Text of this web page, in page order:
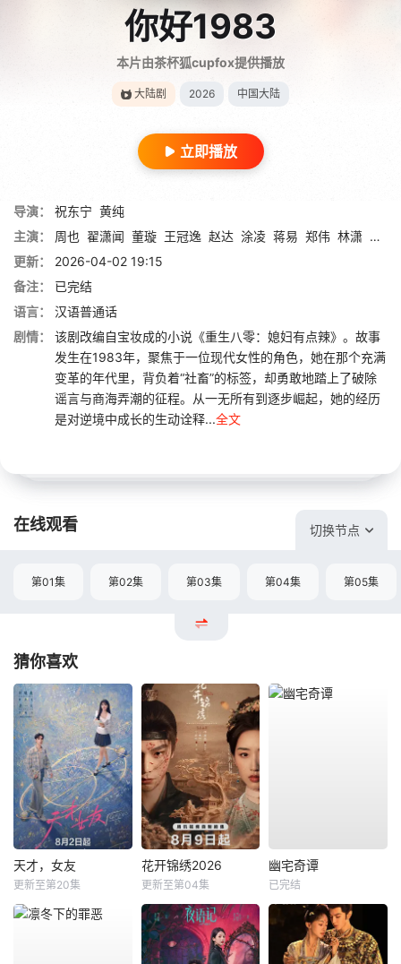
你好1983
本片由茶杯狐cupfox提供播放
大陆剧 2026 中国大陆
立即播放
导演： 祝东宁 黄纯
主演：
周也 翟潇闻 董璇 王冠逸 赵达 涂凌 蒋易 郑伟 林潇 樊霖
更新：
2026-04-02 19:15
备注：
已完结
语言：
汉语普通话
剧情：
该剧改编自宝妆成的小说《重生八零：媳妇有点辣》。故事
发生在1983年，聚焦于一位现代女性的角色，她在那个充满
变革的年代里，背负着“社畜”的标签，却勇敢地踏上了破除
谣言与商海弄潮的征程。从一无所有到逐步崛起，她的经历
是对逆境中成长的生动诠释...全文
在线观看 切换节点
第01集 第02集 第03集 第04集 第05集
猜你喜欢
天才，女友
更新至第20集
花开锦绣2026
更新至第04集
幽宅奇谭
已完结